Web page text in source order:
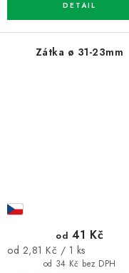
Zátka ø 31-23mm
od 34 Kč bez DPH
od 41 Kč
Měrná
od 2,81 Kč / 1 ks